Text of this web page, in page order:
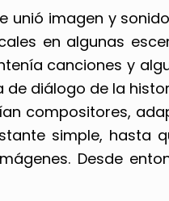
unió imagen y
en algunas
canciones y
diálogo de la
compositores,
simple, hasta
Desde